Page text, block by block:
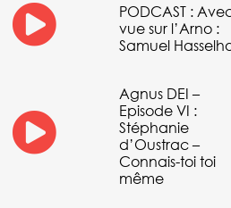
PODCAST :
vue sur l’Arno :
Samuel
Agnus DEI –
Episode VI :
Stéphanie
d’Oustrac –
Connais-toi toi
même